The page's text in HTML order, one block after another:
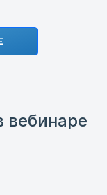
вебинаре